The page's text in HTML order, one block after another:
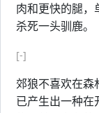
肉和更快的腿
杀死一头驯鹿。
[-]
郊狼不喜欢在森
已产生出一种在